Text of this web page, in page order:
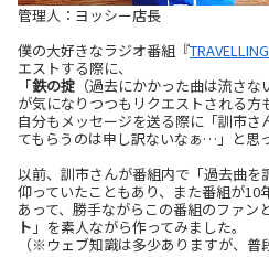
管理人：ヨッシー店長
僕の大好きなラジオ番組『
エストする際に、
「鉄の掟 （過去にかかった曲は流さな
が気になりつつもリクエストされる方
自分もメッセージを送る際に「訓市
てもらうのは申し訳ないなぁ…」と思
以前、訓市さんが番組内で「過去曲を
仰っていたこともあり、また番組が10
あって、勝手ながらこの番組のファン
ト 」を素人ながら作ってみました。
（※ウェブ知識は多少ありますが、普